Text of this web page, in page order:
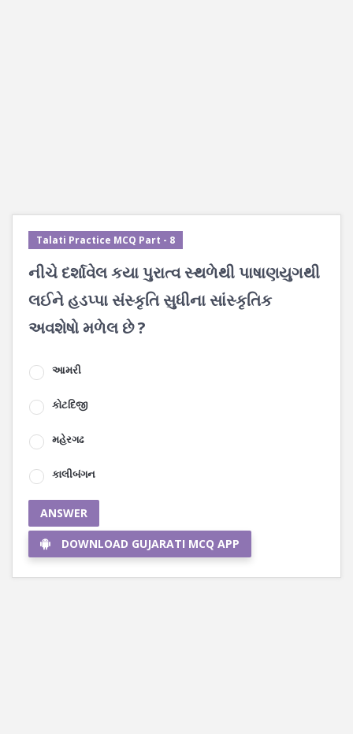
Talati Practice MCQ Part - 8
નીચે દર્શાવેલ કયા પુરાત્વ સ્થળેથી પાષાણયુગથી
લઈને હડપ્પા સંસ્કૃતિ સુધીના સાંસ્કૃતિક
અવશેષો મળેલ છે ?
આમરી
કોટદિજી
મહેરગઢ
કાલીબંગન
ANSWER
DOWNLOAD GUJARATI MCQ APP